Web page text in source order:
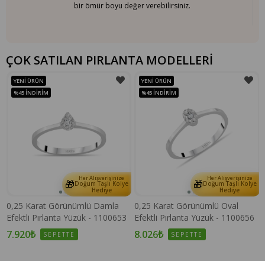
bir ömür boyu değer verebilirsiniz.
ÇOK SATILAN PIRLANTA MODELLERİ
🎁 Her Alışverişinize
Doğum Taşlı Kolye
Hediye
0,25 Karat Görünümlü Damla
Efektli Pırlanta Yüzük - 1100653
7.920₺ SEPETTE
YENI ÜRÜN
%45 İNDIRIM
🎁 Her Alışverişinize
Doğum Taşlı Kolye
Hediye
0,25 Karat Görünümlü Oval
Efektli Pırlanta Yüzük - 1100656
8.026₺ SEPETTE
YENI ÜRÜN
%45 İNDIRIM